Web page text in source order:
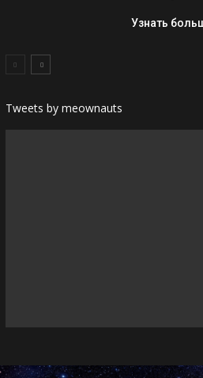
Узнать
Tweets by meownauts